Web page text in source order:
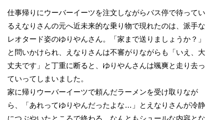
仕事帰りにウーバーイーツを注文しながらバス停で待ってい
るえなりさんの元へ近未来的な乗り物で現れたのは、派手な
レオタード姿のゆりやんさん。「家まで送りましょうか？」
と問いかけられ、えなりさんは不審がりながらも「いえ、大
丈夫です」と丁重に断ると、ゆりやんさんは颯爽と走り去っ
ていってしまいました。
家に帰りウーバーイーツで頼んだラーメンを受け取りなが
ら、「あれってゆりやんだったよな…」とえなりさんが冷静
につぶやいたところで終わる、なんともシュールな内容とな